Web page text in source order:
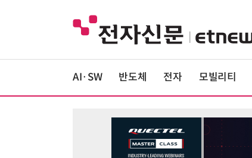
AI·SW 반도체 전자 모빌리티